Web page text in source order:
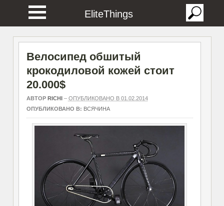
EliteThings
Велосипед обшитый
крокодиловой кожей стоит
20.000$
АВТОР RICHI– ОПУБЛИКОВАНО В 01.02.2014
ОПУБЛИКОВАНО В: ВСЯЧИНА